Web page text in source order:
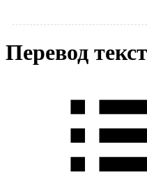
Перевод